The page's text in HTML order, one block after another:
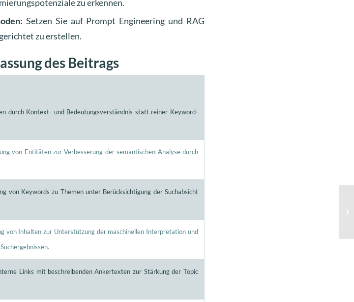
zu erkennen.
Setzen Sie auf Prompt Engineering und RAG
zu erstellen.
des Beitrags
durch Kontext- und Bedeutungsverständnis statt reiner Keyword-
von Entitäten zur Verbesserung der semantischen Analyse durch
von Keywords zu Themen unter Berücksichtigung der Suchabsicht
von Inhalten zur Unterstützung der maschinellen Interpretation und
Links mit beschreibenden Ankertexten zur Stärkung der Topic